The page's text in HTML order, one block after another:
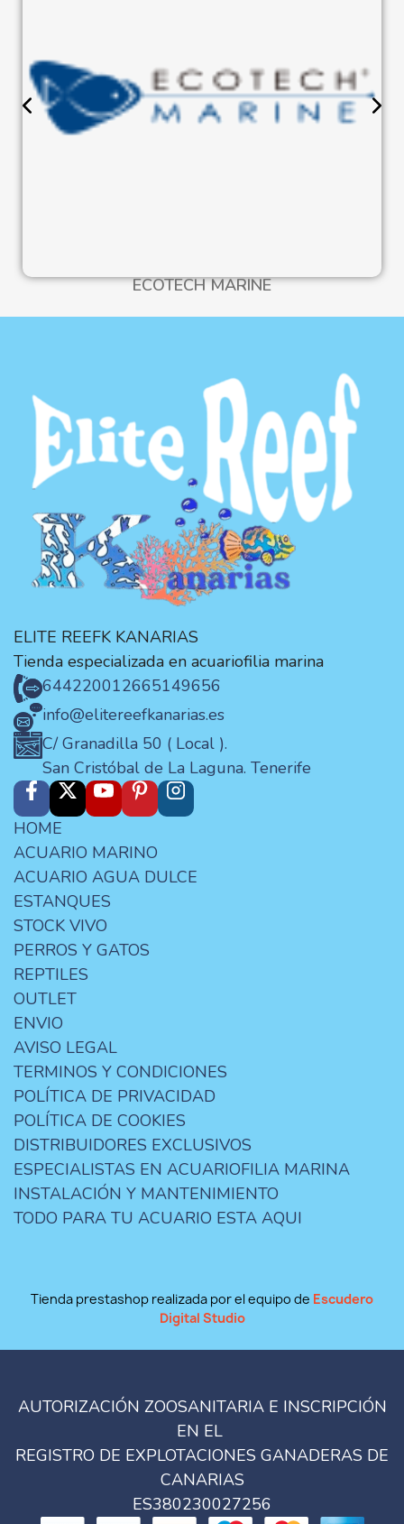
ECOTECH MARINE
ELITE REEFK KANARIAS
Tienda especializada en acuariofilia marina
644220012665149656
info@elitereefkanarias.es
C/ Granadilla 50 ( Local ).
San Cristóbal de La Laguna. Tenerife
HOME
ACUARIO MARINO
ACUARIO AGUA DULCE
ESTANQUES
STOCK VIVO
PERROS Y GATOS
REPTILES
OUTLET
ENVIO
AVISO LEGAL
TERMINOS Y CONDICIONES
POLÍTICA DE PRIVACIDAD
POLÍTICA DE COOKIES
DISTRIBUIDORES EXCLUSIVOS
ESPECIALISTAS EN ACUARIOFILIA MARINA
INSTALACIÓN Y MANTENIMIENTO
TODO PARA TU ACUARIO ESTA AQUI
Tienda prestashop realizada por el equipo de Escudero
Digital Studio
AUTORIZACIÓN ZOOSANITARIA E INSCRIPCIÓN
EN EL
REGISTRO DE EXPLOTACIONES GANADERAS DE
CANARIAS
ES380230027256